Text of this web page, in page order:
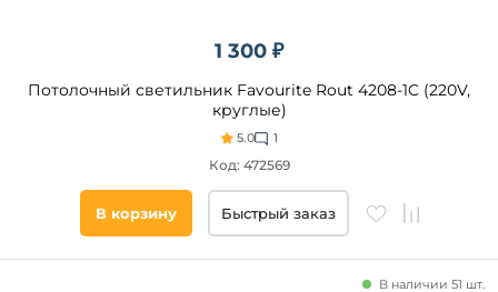
1 300 ₽
Потолочный светильник Favourite Rout 4208-1C (220V,
круглые)
5.0 1
Код: 472569
В корзину Быстрый заказ
В наличии 51 шт.